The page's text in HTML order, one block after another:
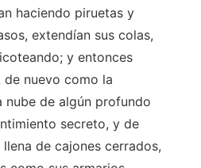
haciendo piruetas y
extendían sus colas,
y entonces
nuevo como la
nube de algún profundo
secreto, y de
de cajones cerrados,